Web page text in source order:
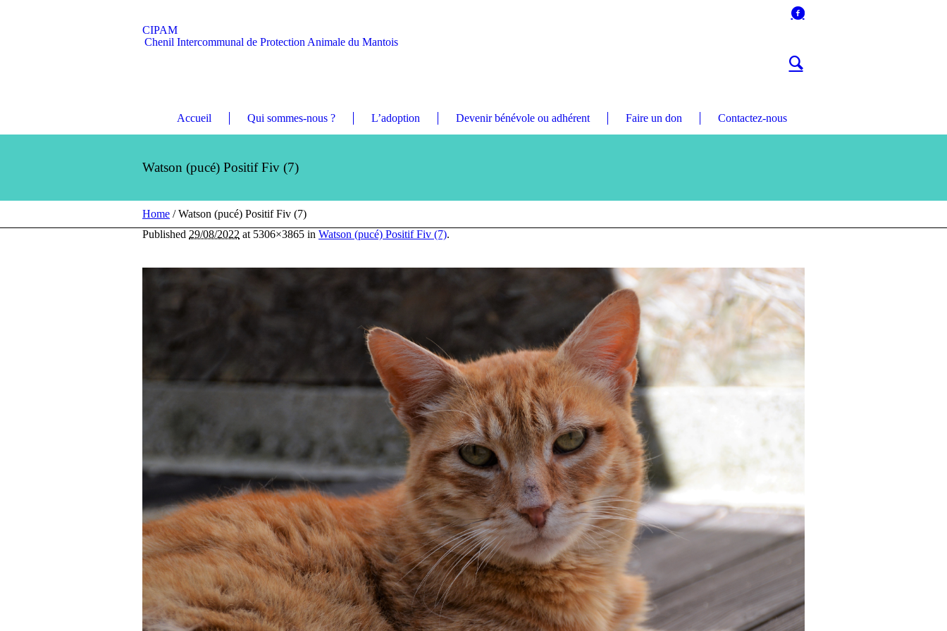
CIPAM
Chenil Intercommunal de Protection Animale du Mantois
Accueil Qui sommes-nous ? L’adoption Devenir bénévole ou adhérent Faire un don Contactez-nous
Watson (pucé) Positif Fiv (7)
Home /Watson (pucé) Positif Fiv (7)
Published 29/08/2022 at 5306×3865 in Watson (pucé) Positif Fiv (7).